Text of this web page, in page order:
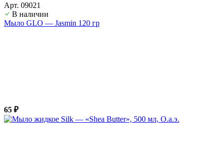
Арт. 09021
В наличии
Мыло GLO — Jasmin 120 гр
65 ₽